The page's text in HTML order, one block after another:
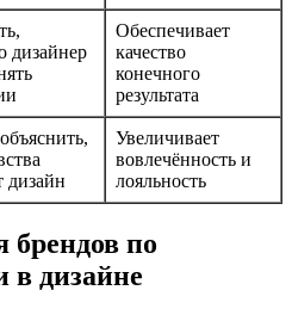
дизайнер
Обеспечивает
качество
конечного
результата
дизайн
Увеличивает
вовлечённость и
лояльность
брендов по
в дизайне